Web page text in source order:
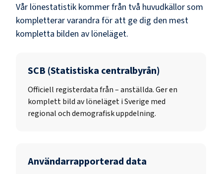
Vår lönestatistik kommer från två huvudkällor som
kompletterar varandra för att ge dig den mest
kompletta bilden av löneläget.
SCB (Statistiska centralbyrån)
Officiell registerdata från–anställda. Ger en
komplett bild av löneläget i Sverige med
regional och demografisk uppdelning.
Användarrapporterad data